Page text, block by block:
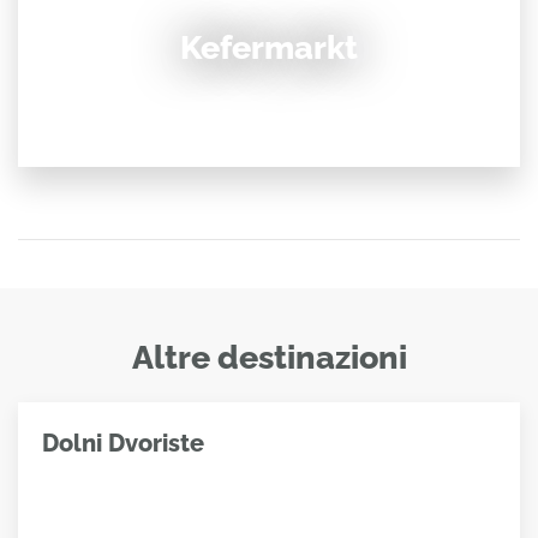
Kefermarkt
Altre destinazioni
Dolni Dvoriste